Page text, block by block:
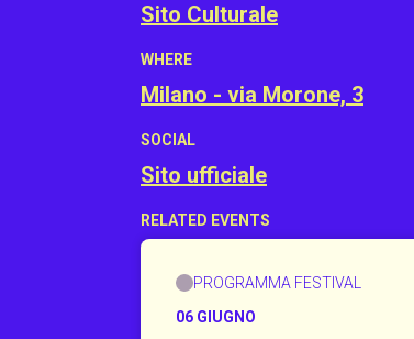
Sito Culturale
WHERE
Milano - via Morone, 3
SOCIAL
Sito ufficiale
RELATED EVENTS
PROGRAMMA FESTIVAL
06 GIUGNO